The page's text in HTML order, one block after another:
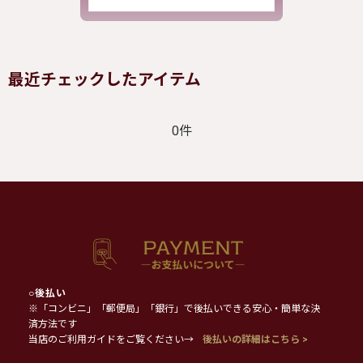
最近チェックしたアイテム
0件
○後払い
※「コンビニ」「郵便局」「銀行」で後払いできる安心・簡単な決
済方法です
当店のご利用ガイドをご覧ください→
後払いの詳細はこちら >